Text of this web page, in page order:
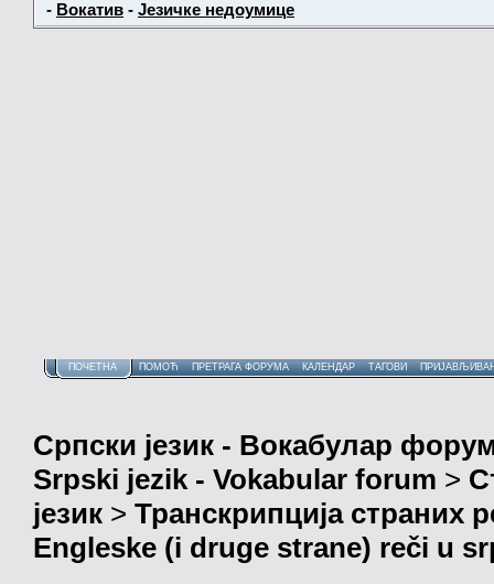
- Вокатив - Језичке недоумице
ПОЧЕТНА ПОМОЋ ПРЕТРАГА ФОРУМА КАЛЕНДАР ТАГОВИ
Српски језик - Вокабулар
Srpski jezik - Vokabular forum >
језик > Транскрипција страних
Engleske (i druge strane) reči u